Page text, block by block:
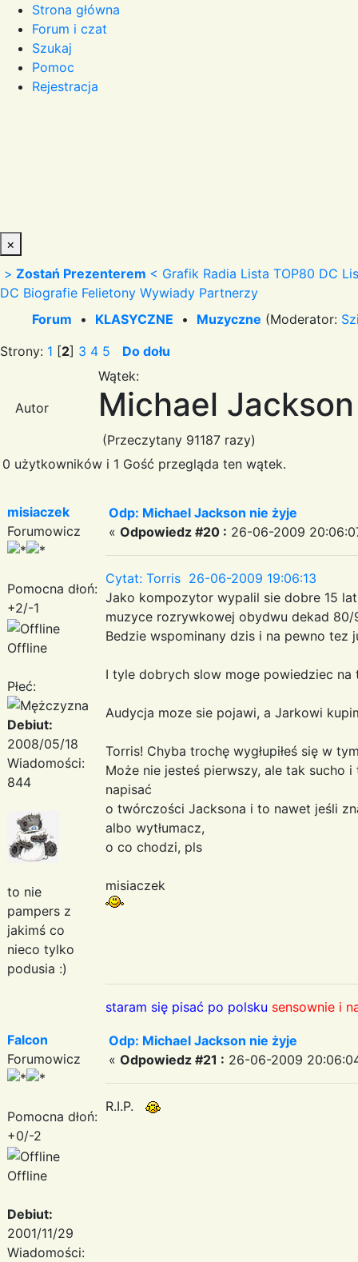
Strona główna
Forum i czat
Szukaj
Pomoc
Rejestracja
×
> Zostań Prezenterem < Grafik Radia Lista TOP80 DC
DC Biografie Felietony Wywiady Partnerzy
Forum • KLASYCZNE • Muzyczne (Moderator:
Strony: 1 [2] 3 4 5 Do dołu
Autor
Wątek:
Michael
(Przeczytany 91187 razy)
0 użytkowników i 1 Gość przegląda ten wątek.
misiaczek
Forumowicz
Pomocna dłoń:
+2/-1
Offline
Płeć:
Debiut:
2008/05/18
Wiadomości:
844
to nie
pampers z
jakimś co
nieco tylko
podusia :)
Odp: Michael Jackson nie żyje
« Odpowiedz #20 : 26-06-2009
Cytat: Torris 26-06-2009 19:06:13
Jako kompozytor wypalil sie dobre 15
muzyce rozrywkowej obydwu dekad
Bedzie wspominany dzis i na pewno tez
I tyle dobrych slow moge powiedziec na
Audycja moze sie pojawi, a Jarkowi
Torris! Chyba trochę wygłupiłeś się w
Może nie jesteś pierwszy, ale tak sucho
napisać
o twórczości Jacksona i to nawet jeśli
albo wytłumacz,
o co chodzi, pls
misiaczek
staram się pisać po polsku sensownie i
Falcon
Forumowicz
Pomocna dłoń:
+0/-2
Offline
Debiut:
2001/11/29
Wiadomości:
Odp: Michael Jackson nie żyje
« Odpowiedz #21 : 26-06-2009
R.I.P.